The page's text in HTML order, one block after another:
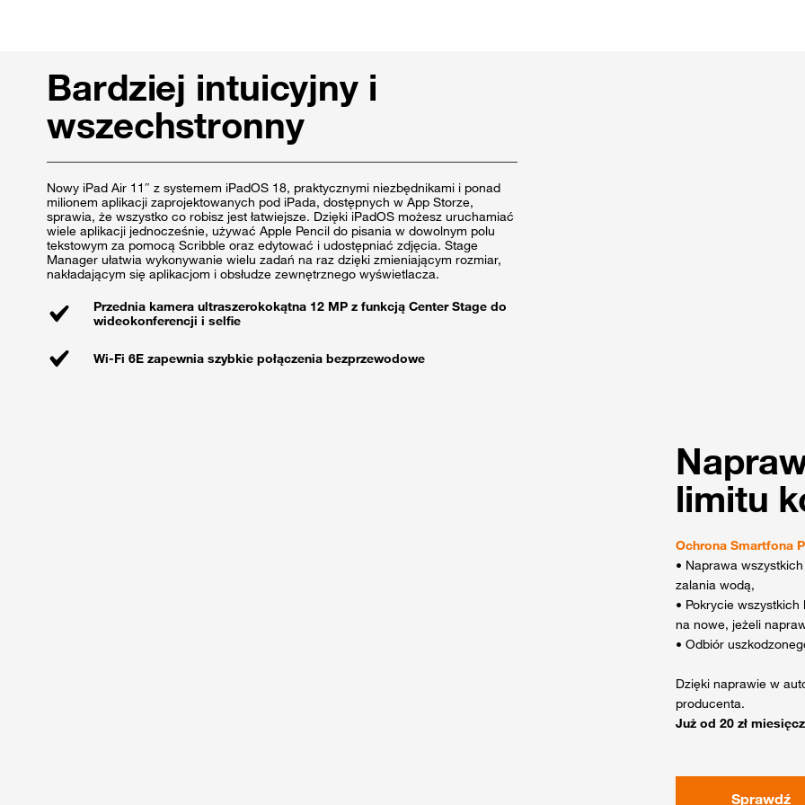
Bardziej intuicyjny i
wszechstronny
Nowy iPad Air 11″ z systemem iPadOS 18, praktycznymi niezbędnikami i ponad
milionem aplikacji zaprojektowanych pod iPada, dostępnych w App Storze,
sprawia, że wszystko co robisz jest łatwiejsze. Dzięki iPadOS możesz uruchamiać
wiele aplikacji jednocześnie, używać Apple Pencil do pisania w dowolnym polu
tekstowym za pomocą Scribble oraz edytować i udostępniać zdjęcia. Stage
Manager ułatwia wykonywanie wielu zadań na raz dzięki zmieniającym rozmiar,
nakładającym się aplikacjom i obsłudze zewnętrznego wyświetlacza.
Przednia kamera ultraszerokokątna 12 MP z funkcją Center Stage do
wideokonferencji i selfie
Wi-Fi 6E zapewnia szybkie połączenia bezprzewodowe
limitu
Ochrona Smartfona
• Naprawa
zalania wodą,
• Pokrycie
na nowe, jeżeli
• Odbiór
Dzięki naprawie w
producenta.
Już od 20 zł
Sprawdź